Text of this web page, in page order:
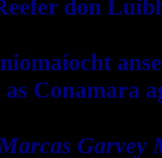
don
as Conamara
Garvey